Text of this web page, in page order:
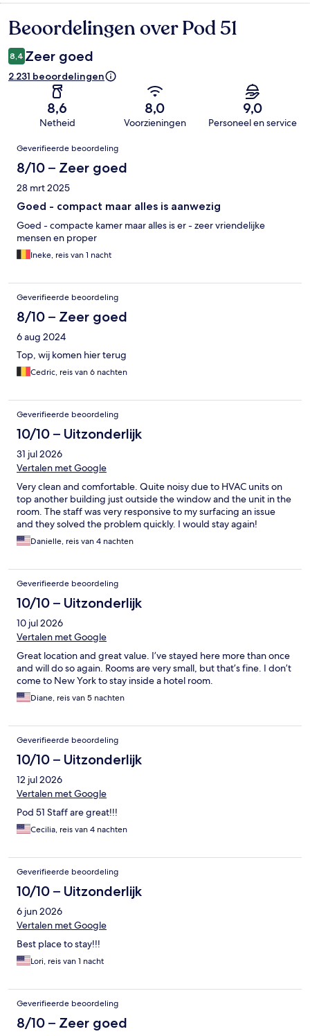
Beoordelingen
Beoordelingen over Pod 51
8,4 Zeer goed
2.231 beoordelingen
8,6
Netheid
8,0
Voorzieningen
9,0
Personeel en service
Beoordelingen
Geverifieerde beoordeling
8/10 – Zeer goed
28 mrt 2025
Goed - compact maar alles is aanwezig
Goed - compacte kamer maar alles is er - zeer vriendelijke
mensen en proper
Ineke, reis van 1 nacht
Geverifieerde beoordeling
8/10 – Zeer goed
6 aug 2024
Top, wij komen hier terug
Cedric, reis van 6 nachten
Geverifieerde beoordeling
10/10 – Uitzonderlijk
31 jul 2026
Vertalen met Google
Very clean and comfortable. Quite noisy due to HVAC units on
top another building just outside the window and the unit in the
room. The staff was very responsive to my surfacing an issue
and they solved the problem quickly. I would stay again!
Danielle, reis van 4 nachten
Geverifieerde beoordeling
10/10 – Uitzonderlijk
10 jul 2026
Vertalen met Google
Great location and great value. I’ve stayed here more than once
and will do so again. Rooms are very small, but that’s fine. I don’t
come to New York to stay inside a hotel room.
Diane, reis van 5 nachten
Geverifieerde beoordeling
10/10 – Uitzonderlijk
12 jul 2026
Vertalen met Google
Pod 51 Staff are great!!!
Cecilia, reis van 4 nachten
Geverifieerde beoordeling
10/10 – Uitzonderlijk
6 jun 2026
Vertalen met Google
Best place to stay!!!
Lori, reis van 1 nacht
Geverifieerde beoordeling
8/10 – Zeer goed